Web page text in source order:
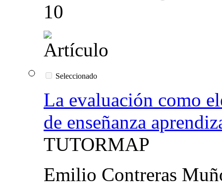
10
Seleccionado
La evaluación como
de enseñanza
TUTORMAP
Emilio Contreras